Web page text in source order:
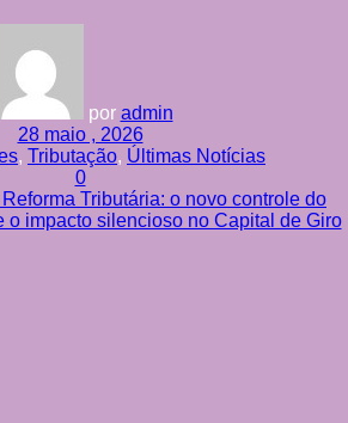
por admin
28 maio , 2026
, Tributação, Últimas Notícias
0